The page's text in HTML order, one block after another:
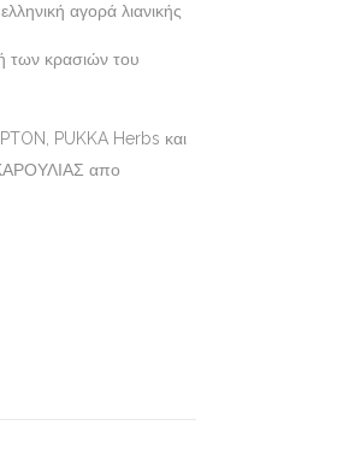
αγορά λιανικής
των κρασιών του
PUKKA Herbs και
απο